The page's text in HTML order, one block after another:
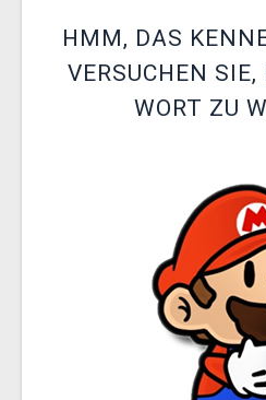
XZONE CLUB
HMM, DAS
VERSUCHEN
WORT ZU